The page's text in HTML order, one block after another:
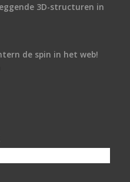
3D-structuren in
de spin in het web!